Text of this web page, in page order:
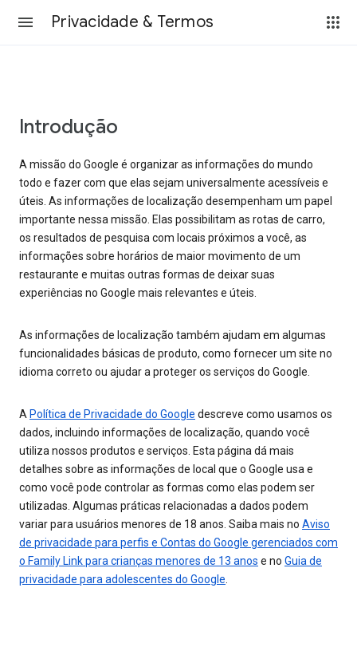
Privacidade & Termos
Introdução
A missão do Google é organizar as informações do mundo
todo e fazer com que elas sejam universalmente acessíveis e
úteis. As informações de localização desempenham um papel
importante nessa missão. Elas possibilitam as rotas de carro,
os resultados de pesquisa com locais próximos a você, as
informações sobre horários de maior movimento de um
restaurante e muitas outras formas de deixar suas
experiências no Google mais relevantes e úteis.
As informações de localização também ajudam em algumas
funcionalidades básicas de produto, como fornecer um site no
idioma correto ou ajudar a proteger os serviços do Google.
A Política de Privacidade do Google descreve como usamos os
dados, incluindo informações de localização, quando você
utiliza nossos produtos e serviços. Esta página dá mais
detalhes sobre as informações de local que o Google usa e
como você pode controlar as formas como elas podem ser
utilizadas. Algumas práticas relacionadas a dados podem
variar para usuários menores de 18 anos. Saiba mais no Aviso
de privacidade para perfis e Contas do Google gerenciados com
o Family Link para crianças menores de 13 anos e no Guia de
privacidade para adolescentes do Google